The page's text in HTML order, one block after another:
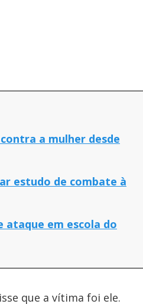
a mulher desde
estudo de combate à
ataque em escola do
que a vítima foi ele.